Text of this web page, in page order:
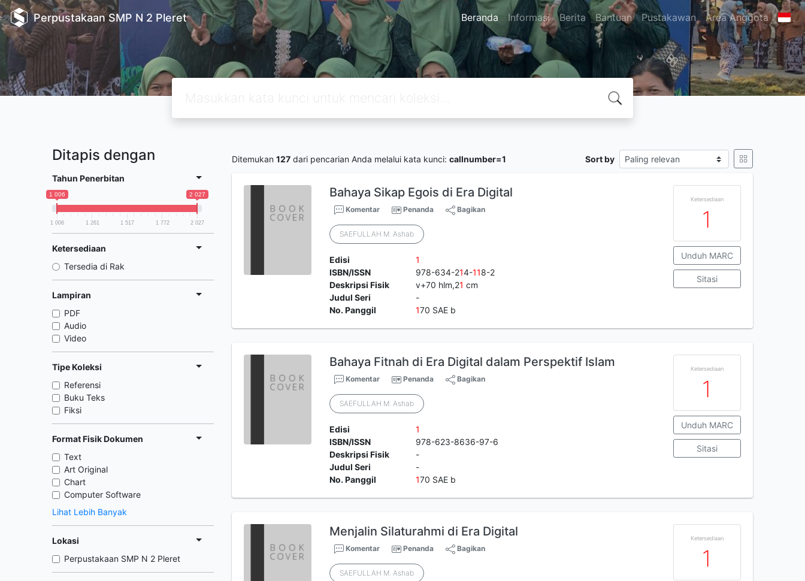
Perpustakaan SMP N 2 Pleret Beranda Informasi Berita Bantuan Pustakawan Area Anggota
Ditapis dengan
Tahun Penerbitan
1 006 2 027
1 006 1 261 1 517 1 772 2 027
Ketersediaan
Tersedia di Rak
Lampiran
PDF
Audio
Video
Tipe Koleksi
Referensi
Buku Teks
Fiksi
Format Fisik Dokumen
Text
Art Original
Chart
Computer Software
Lihat Lebih Banyak
Lokasi
Perpustakaan SMP N 2 Pleret
Ditemukan 127 dari pencarian Anda melalui kata kunci: callnumber=1 Sort by
Bahaya Sikap Egois di Era Digital
Komentar Penanda Bagikan
SAEFULLAH M. Ashab
Edisi
1
ISBN/ISSN
978-634-214-118-2
Deskripsi Fisik
v+70 hlm,21 cm
Judul Seri
-
No. Panggil
170 SAE b
Ketersediaan
1
Unduh MARC
Sitasi
Bahaya Fitnah di Era Digital dalam Perspektif Islam
Komentar Penanda Bagikan
SAEFULLAH M. Ashab
Edisi
1
ISBN/ISSN
978-623-8636-97-6
Deskripsi Fisik
-
Judul Seri
-
No. Panggil
170 SAE b
Ketersediaan
1
Unduh MARC
Sitasi
Menjalin Silaturahmi di Era Digital
Komentar Penanda Bagikan
SAEFULLAH M. Ashab
Ketersediaan
1